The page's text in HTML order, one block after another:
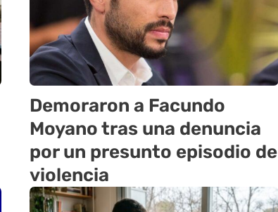
Demoraron a Facundo
Moyano tras una denuncia
por un presunto episodio de
violencia